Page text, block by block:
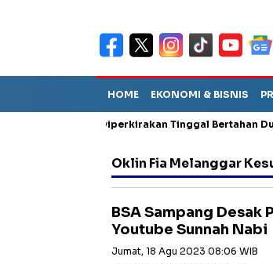
HOME EKONOMI & BISNIS
Sebut TPA Diperkirakan Tinggal Bertahan Dua
Oklin Fia Melanggar
BSA Sampang Desak
Youtube Sunnah Nabi
Jumat, 18 Agu 2023 08:06 WIB